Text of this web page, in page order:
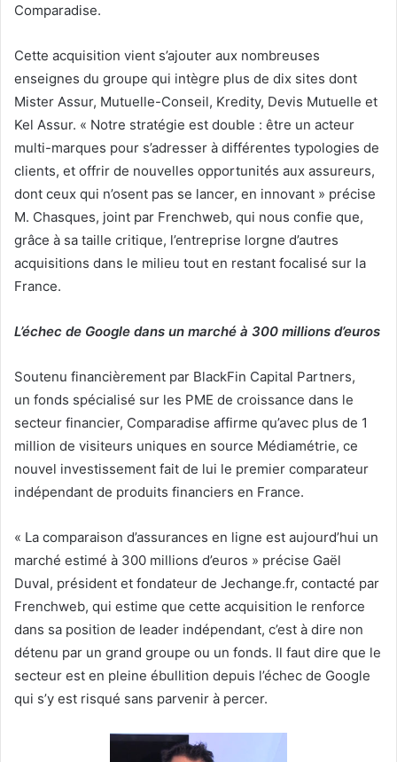
Comparadise.
Cette acquisition vient s’ajouter aux nombreuses
enseignes du groupe qui intègre plus de dix sites dont
Mister Assur, Mutuelle-Conseil, Kredity, Devis Mutuelle et
Kel Assur. « Notre stratégie est double : être un acteur
multi-marques pour s’adresser à différentes typologies de
clients, et offrir de nouvelles opportunités aux assureurs,
dont ceux qui n’osent pas se lancer, en innovant » précise
M. Chasques, joint par Frenchweb, qui nous confie que,
grâce à sa taille critique, l’entreprise lorgne d’autres
acquisitions dans le milieu tout en restant focalisé sur la
France.
L’échec de Google dans un marché à 300 millions d’euros
Soutenu financièrement par BlackFin Capital Partners,
un fonds spécialisé sur les PME de croissance dans le
secteur financier, Comparadise affirme qu’avec plus de 1
million de visiteurs uniques en source Médiamétrie, ce
nouvel investissement fait de lui le premier comparateur
indépendant de produits financiers en France.
« La comparaison d’assurances en ligne est aujourd’hui un
marché estimé à 300 millions d’euros » précise Gaël
Duval, président et fondateur de Jechange.fr, contacté par
Frenchweb, qui estime que cette acquisition le renforce
dans sa position de leader indépendant, c’est à dire non
détenu par un grand groupe ou un fonds. Il faut dire que le
secteur est en pleine ébullition depuis l’échec de Google
qui s’y est risqué sans parvenir à percer.